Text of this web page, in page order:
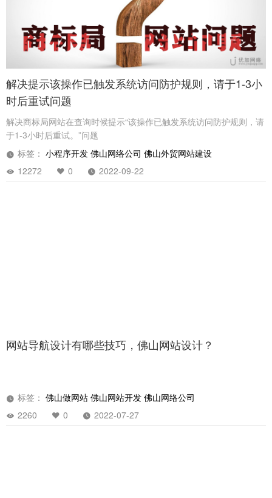
解决提示该操作已触发系统访问防护规则，请于1-3小
时后重试问题
解决商标局网站在查询时候提示“该操作已触发系统访问防护规则，请
于1-3小时后重试。”问题
标签： 小程序开发 佛山网络公司 佛山外贸网站建设
12272
0 2022-09-22
标签： 佛山做网站 佛山网站开发